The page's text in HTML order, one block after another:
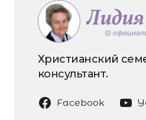
Христианский
консультант.
Facebook